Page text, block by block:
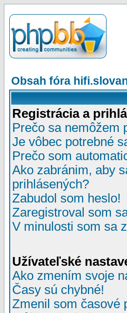
Obsah fóra
Registrácia a
Prečo sa nemôžem
Je vôbec potrebné
Prečo som
Ako zabránim, aby
prihlásených?
Zabudol som heslo!
Zaregistroval som
V minulosti som sa
Užívateľské
Ako zmením svoje
Časy sú chybné!
Zmenil som časové